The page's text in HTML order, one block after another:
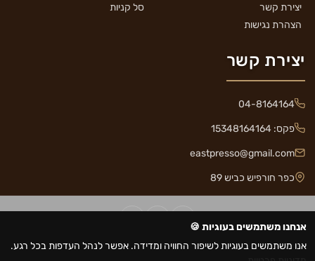
יצירת קשר
הצהרת נגישות
סל קניות
יצירת קשר
04-8164164
פקס: 15348164164
eastpresso@gmail.com
כפר חורפיש כביש 89
אנחנו משתמשים בעוגיות 🍪
אנו משתמשים בעוגיות לשיפור החוויה ומדידה. אפשר לנהל העדפות בכל רגע.